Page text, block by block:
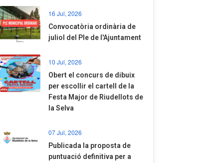
16 Jul, 2026
Convocatòria ordinària de
juliol del Ple de l'Ajuntament
10 Jul, 2026
​Obert el concurs de dibuix
per escollir el cartell de la
Festa Major de Riudellots de
la Selva
07 Jul, 2026
​Publicada la proposta de
puntuació definitiva per a